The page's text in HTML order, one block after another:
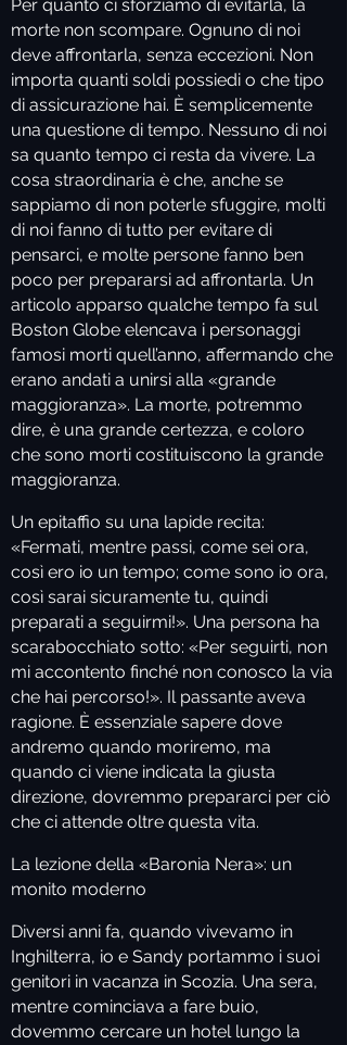
Per quanto ci sforziamo di evitarla, la
morte non scompare. Ognuno di noi
deve affrontarla, senza eccezioni. Non
importa quanti soldi possiedi o che tipo
di assicurazione hai. È semplicemente
una questione di tempo. Nessuno di noi
sa quanto tempo ci resta da vivere. La
cosa straordinaria è che, anche se
sappiamo di non poterle sfuggire, molti
di noi fanno di tutto per evitare di
pensarci, e molte persone fanno ben
poco per prepararsi ad affrontarla. Un
articolo apparso qualche tempo fa sul
Boston Globe elencava i personaggi
famosi morti quell’anno, affermando che
erano andati a unirsi alla «grande
maggioranza». La morte, potremmo
dire, è una grande certezza, e coloro
che sono morti costituiscono la grande
maggioranza.
Un epitaffio su una lapide recita:
«Fermati, mentre passi, come sei ora,
così ero io un tempo; come sono io ora,
così sarai sicuramente tu, quindi
preparati a seguirmi!». Una persona ha
scarabocchiato sotto: «Per seguirti, non
mi accontento finché non conosco la via
che hai percorso!». Il passante aveva
ragione. È essenziale sapere dove
andremo quando moriremo, ma
quando ci viene indicata la giusta
direzione, dovremmo prepararci per ciò
che ci attende oltre questa vita.
La lezione della «Baronia Nera»: un
monito moderno
Diversi anni fa, quando vivevamo in
Inghilterra, io e Sandy portammo i suoi
genitori in vacanza in Scozia. Una sera,
mentre cominciava a fare buio,
dovemmo cercare un hotel lungo la